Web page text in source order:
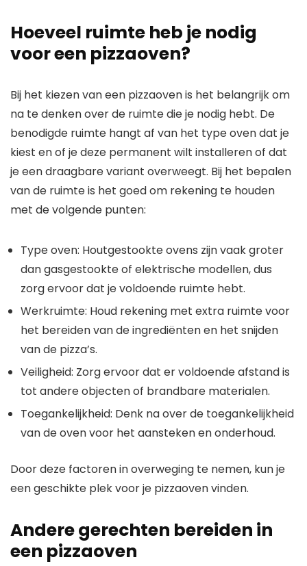
Hoeveel ruimte heb je nodig
voor een pizzaoven?
Bij het kiezen van een pizzaoven is het belangrijk om
na te denken over de ruimte die je nodig hebt. De
benodigde ruimte hangt af van het type oven dat je
kiest en of je deze permanent wilt installeren of dat
je een draagbare variant overweegt. Bij het bepalen
van de ruimte is het goed om rekening te houden
met de volgende punten:
Type oven: Houtgestookte ovens zijn vaak groter
dan gasgestookte of elektrische modellen, dus
zorg ervoor dat je voldoende ruimte hebt.
Werkruimte: Houd rekening met extra ruimte voor
het bereiden van de ingrediënten en het snijden
van de pizza’s.
Veiligheid: Zorg ervoor dat er voldoende afstand is
tot andere objecten of brandbare materialen.
Toegankelijkheid: Denk na over de toegankelijkheid
van de oven voor het aansteken en onderhoud.
Door deze factoren in overweging te nemen, kun je
een geschikte plek voor je pizzaoven vinden.
Andere gerechten bereiden in
een pizzaoven